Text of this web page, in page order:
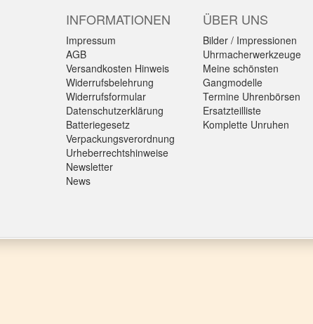
INFORMATIONEN
Impressum
AGB
Versandkosten Hinweis
Widerrufsbelehrung
Widerrufsformular
Datenschutzerklärung
Batteriegesetz
Verpackungsverordnung
Urheberrechtshinweise
Newsletter
News
ÜBER UNS
Bilder / Impressionen
Uhrmacherwerkzeuge
Meine schönsten
Gangmodelle
Termine Uhrenbörsen
Ersatzteilliste
Komplette Unruhen